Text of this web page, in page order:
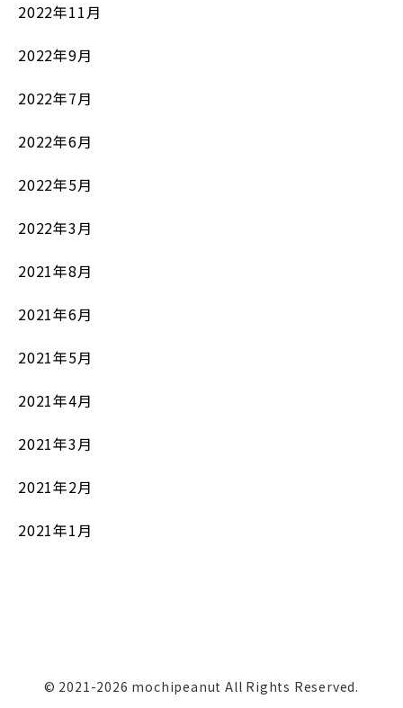
2022年11月
2022年9月
2022年7月
2022年6月
2022年5月
2022年3月
2021年8月
2021年6月
2021年5月
2021年4月
2021年3月
2021年2月
2021年1月
© 2021-2026 mochipeanut All Rights Reserved.